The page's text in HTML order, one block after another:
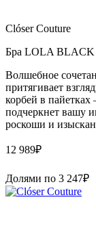
Clóser Couture
Бра LOLA BLACK
Волшебное
притягивает
корбей в
подчеркнет вашу
роскоши и
12 989₽
Долями по 3 247₽